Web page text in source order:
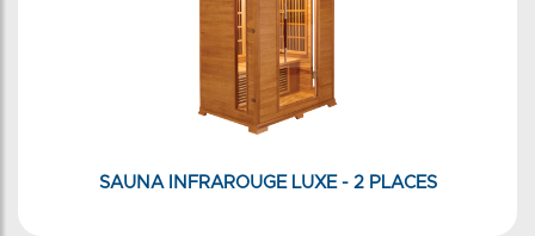
SAUNA INFRAROUGE LUXE - 2 PLACES